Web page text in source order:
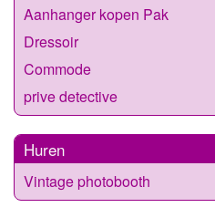
Aanhanger kopen Pak
Dressoir
Commode
prive detective
Huren
Vintage photobooth